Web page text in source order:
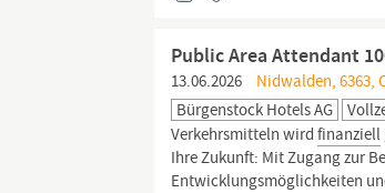
Public Area Attendant
13.06.2026
Nidwalden, 6363,
Bürgenstock Hotels AG
Verkehrsmitteln wirdfinanziell
Ihre Zukunft: Mit Zugang zur
Entwicklungsmöglichkeiten